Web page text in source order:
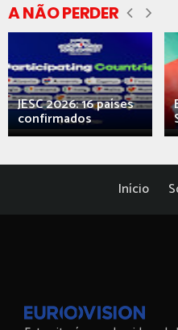
A NÃO PERDER
JESC 2026: 16 países
confirmados
Início